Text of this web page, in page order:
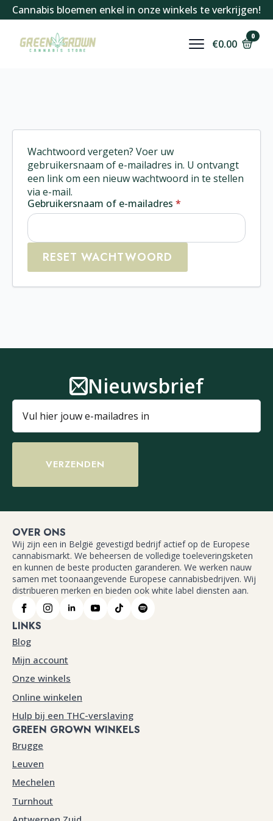
Cannabis bloemen enkel in onze winkels te verkrijgen!
€0.00
0
Wachtwoord vergeten? Voer uw
gebruikersnaam of e-mailadres in. U ontvangt
een link om een nieuw wachtwoord in te stellen
via e-mail.
Gebruikersnaam of e-mailadres *
RESET WACHTWOORD
Nieuwsbrief
VERZENDEN
OVER ONS
Wij zijn een in België gevestigd bedrijf actief op de Europese
cannabismarkt. We beheersen de volledige toeleveringsketen
en kunnen de beste producten garanderen. We werken nauw
samen met toonaangevende Europese cannabisbedrijven. Wij
distribueren merken en bieden ook white label diensten aan.
LINKS
Blog
Mijn account
Onze winkels
Online winkelen
Hulp bij een THC-verslaving
GREEN GROWN WINKELS
Brugge
Leuven
Mechelen
Turnhout